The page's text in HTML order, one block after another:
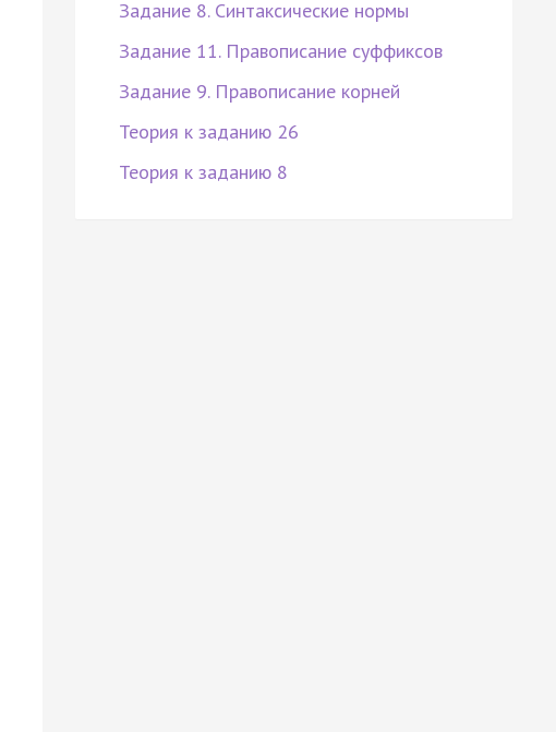
Задание 8. Синтаксические нормы
Задание 11. Правописание суффиксов
Задание 9. Правописание корней
Теория к заданию 26
Теория к заданию 8